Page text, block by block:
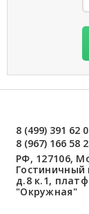
8 (499) 391 62
8 (967) 166 58
РФ, 127106,
Гостиничный
д.8 к.1,
"Окружная"